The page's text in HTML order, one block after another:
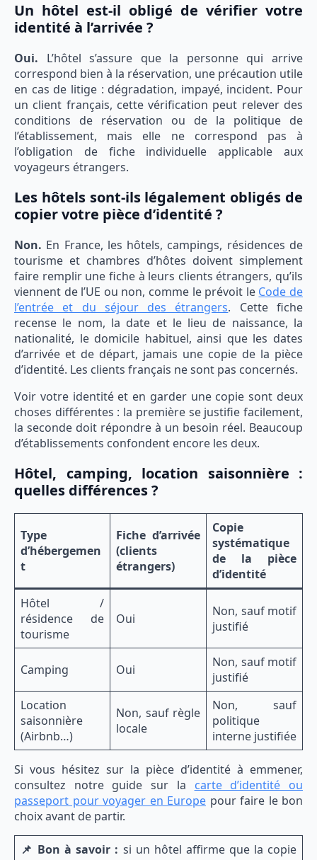
Un hôtel est-il obligé de vérifier votre
identité à l’arrivée ?
Oui. L’hôtel s’assure que la personne qui arrive
correspond bien à la réservation, une précaution utile
en cas de litige : dégradation, impayé, incident. Pour
un client français, cette vérification peut relever des
conditions de réservation ou de la politique de
l’établissement, mais elle ne correspond pas à
l’obligation de fiche individuelle applicable aux
voyageurs étrangers.
Les hôtels sont-ils légalement obligés de
copier votre pièce d’identité ?
Non. En France, les hôtels, campings, résidences de
tourisme et chambres d’hôtes doivent simplement
faire remplir une fiche à leurs clients étrangers, qu’ils
viennent de l’UE ou non, comme le prévoit le Code de
l’entrée et du séjour des étrangers. Cette fiche
recense le nom, la date et le lieu de naissance, la
nationalité, le domicile habituel, ainsi que les dates
d’arrivée et de départ, jamais une copie de la pièce
d’identité. Les clients français ne sont pas concernés.
Voir votre identité et en garder une copie sont deux
choses différentes : la première se justifie facilement,
la seconde doit répondre à un besoin réel. Beaucoup
d’établissements confondent encore les deux.
Hôtel, camping, location saisonnière :
quelles différences ?
Type
d’hébergemen
t
Fiche d’arrivée
(clients
étrangers)
Copie
systématique
de la pièce
d’identité
Hôtel /
résidence de
tourisme
Oui
Non, sauf motif
justifié
Camping Oui
Non, sauf motif
justifié
Location
saisonnière
(Airbnb…)
Non, sauf règle
locale
Non, sauf
politique
interne justifiée
Si vous hésitez sur la pièce d’identité à emmener,
consultez notre guide sur la carte d’identité ou
passeport pour voyager en Europe pour faire le bon
choix avant de partir.
📌 Bon à savoir : si un hôtel affirme que la copie